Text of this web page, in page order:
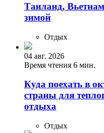
Таиланд,
зимой
Отдых
04 авг. 2026
Время чтения 6 мин.
Куда поехать в
страны для
отдыха
Отдых